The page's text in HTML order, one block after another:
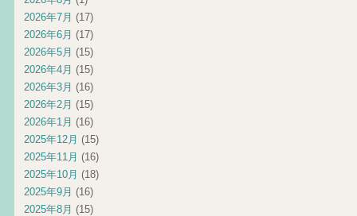
2026年7月 (17)
2026年6月 (17)
2026年5月 (15)
2026年4月 (15)
2026年3月 (16)
2026年2月 (15)
2026年1月 (16)
2025年12月 (15)
2025年11月 (16)
2025年10月 (18)
2025年9月 (16)
2025年8月 (15)